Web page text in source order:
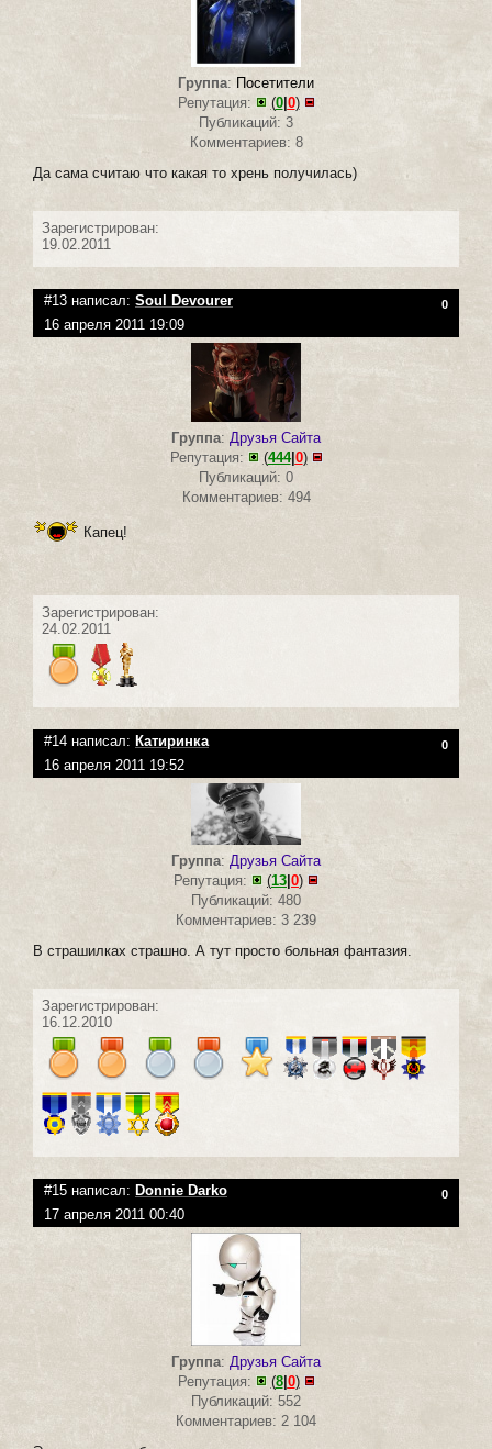
Группа: Посетители
Репутация:
(0| 0)
Публикаций: 3
Комментариев: 8
Да сама считаю что какая то хрень получилась)
Зарегистрирован:
19.02.2011
#13 написал: Soul Devourer 0
16 апреля 2011 19:09
Группа: Друзья Сайта
Репутация:
(444|0)
Публикаций: 0
Комментариев: 494
Капец!
Зарегистрирован:
24.02.2011
#14 написал: Катиринка 0
16 апреля 2011 19:52
Группа: Друзья Сайта
Репутация:
(13 0)
Публикаций: 480
Комментариев: 3 239
В страшилках страшно. А тут просто больная фантазия.
Зарегистрирован:
16.12.2010
#15 написал: Donnie Darko 0
17 апреля 2011 00:40
Группа: Друзья Сайта
Репутация:
(8|0)
Публикаций: 552
Комментариев: 2 104